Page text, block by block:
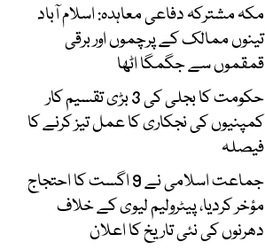
مکہ مشترکہ دفاعی معاہدہ: اسلام آباد
تینوں ممالک کے پرچموں اور برقی
قمقموں سے جگمگا اٹھا
حکومت کا بجلی کی 3 بڑی تقسیم کار
کمپنیوں کی نجکاری کا عمل تیز کرنے کا
فیصلہ
جماعت اسلامی نے 9 اگست کا احتجاج
مؤخر کردیا، پیٹرولیم لیوی کے خلاف
دھرنوں کی نئی تاریخ کا اعلان